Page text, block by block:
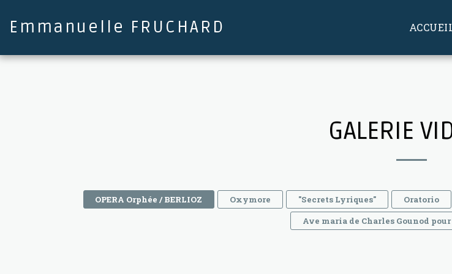
Emmanuelle FRUCHARD
GALERIE
OPERA Orphée / BERLIOZ Oxymore "Secrets Lyriques" Oratorio
Ave maria de Charles Gounod